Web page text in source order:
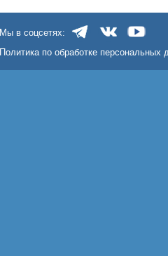
Мы в соцсетях:
Политика по обработке персональных